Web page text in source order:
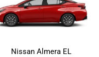
Nissan Almera EL